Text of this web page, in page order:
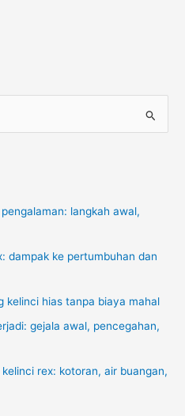
langkah awal,
dampak ke pertumbuhan dan
kelinci hias tanpa biaya mahal
gejala awal, pencegahan,
rex: kotoran, air buangan,